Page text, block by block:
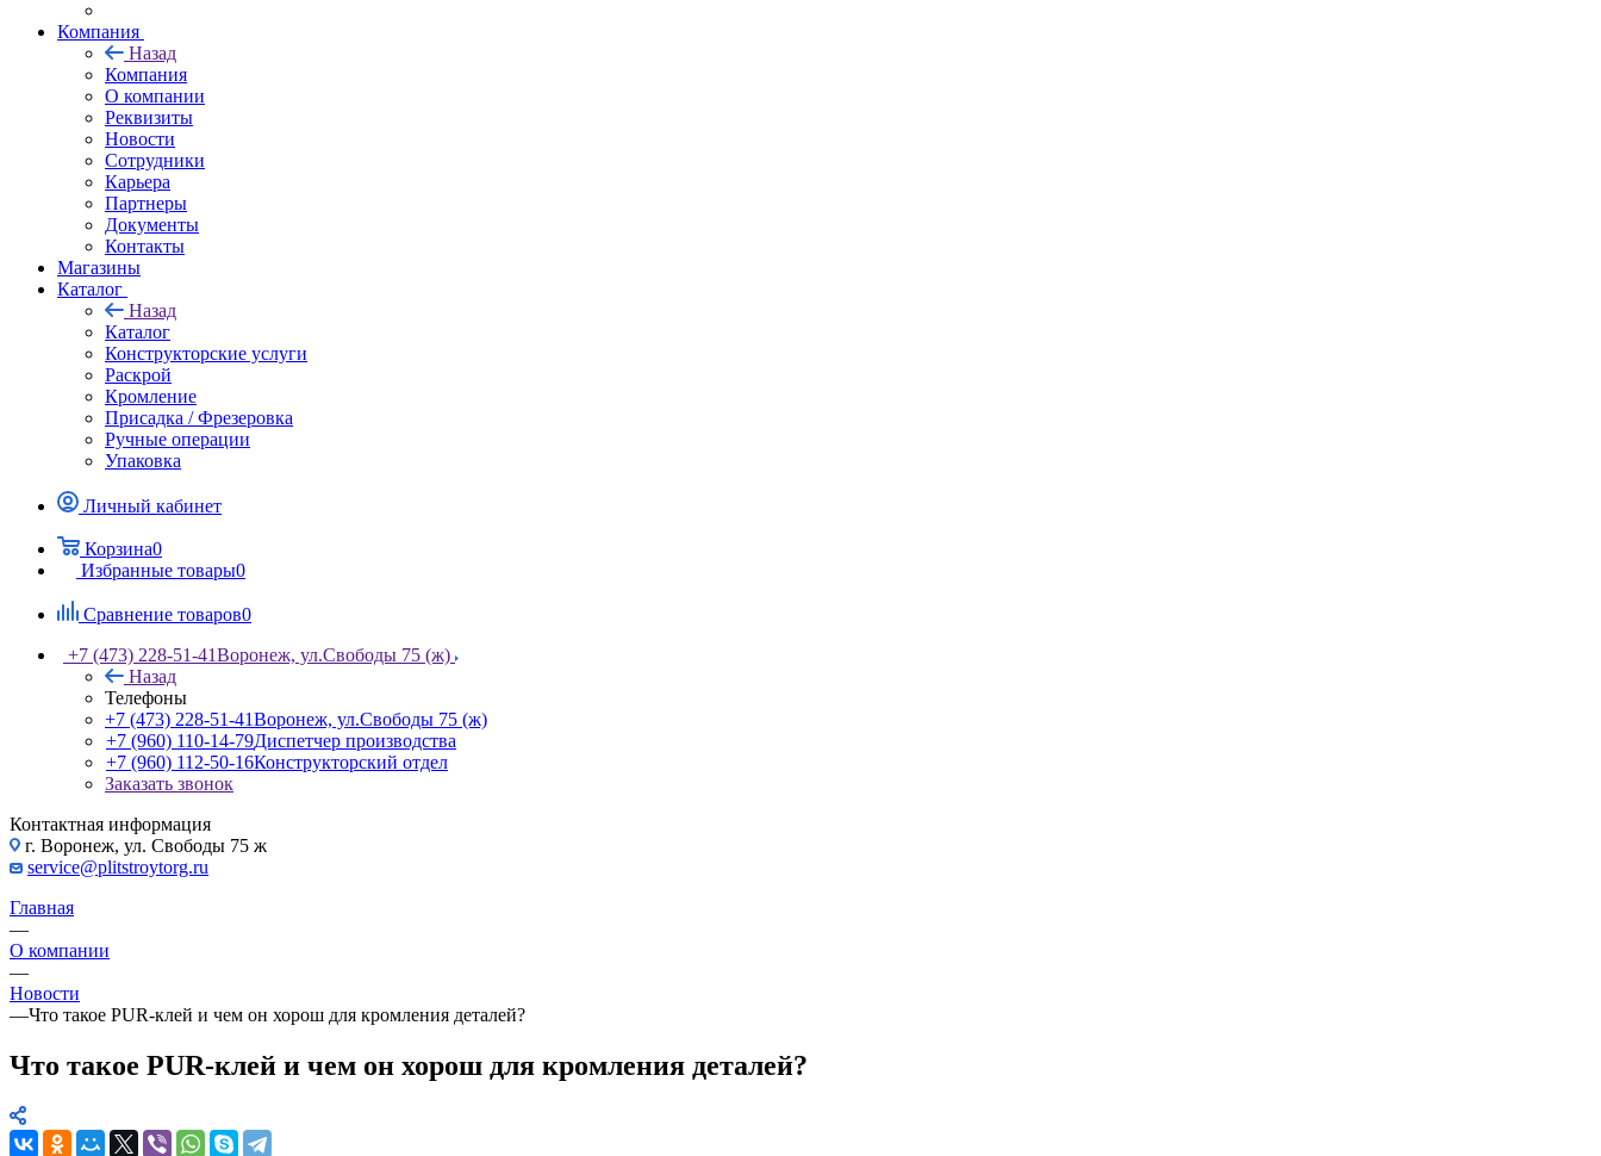
Компания
Назад
Компания
О компании
Реквизиты
Новости
Сотрудники
Карьера
Партнеры
Документы
Контакты
Магазины
Каталог
Назад
Каталог
Конструкторские услуги
Раскрой
Кромление
Присадка / Фрезеровка
Ручные операции
Упаковка
Личный кабинет
Корзина0
Избранные товары0
Сравнение товаров0
+7 (473) 228-51-41Воронеж, ул.Свободы 75 (ж)
Назад
Телефоны
+7 (473) 228-51-41Воронеж, ул.Свободы 75 (ж)
+7 (960) 110-14-79Диспетчер производства
+7 (960) 112-50-16Конструкторский отдел
Заказать звонок
Контактная информация
г. Воронеж, ул. Свободы 75 ж
service@plitstroytorg.ru
Главная
—
О компании
—
Новости
—Что такое PUR-клей и чем он хорош для кромления деталей?
Что такое PUR-клей и чем он хорош для кромления деталей?